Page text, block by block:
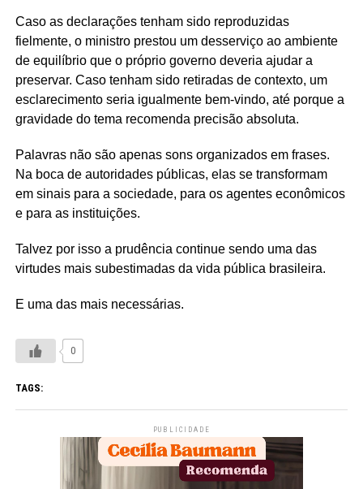
Caso as declarações tenham sido reproduzidas
fielmente, o ministro prestou um desserviço ao ambiente
de equilíbrio que o próprio governo deveria ajudar a
preservar. Caso tenham sido retiradas de contexto, um
esclarecimento seria igualmente bem-vindo, até porque a
gravidade do tema recomenda precisão absoluta.
Palavras não são apenas sons organizados em frases.
Na boca de autoridades públicas, elas se transformam
em sinais para a sociedade, para os agentes econômicos
e para as instituições.
Talvez por isso a prudência continue sendo uma das
virtudes mais subestimadas da vida pública brasileira.
E uma das mais necessárias.
0
TAGS:
PUBLICIDADE